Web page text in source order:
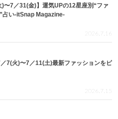
)〜7／31(金)】運気UPの12星座別“ファ
占い-itSnap Magazine-
2026.7.16
／7(火)〜7／11(土)最新ファッションをピ
2026.7.15